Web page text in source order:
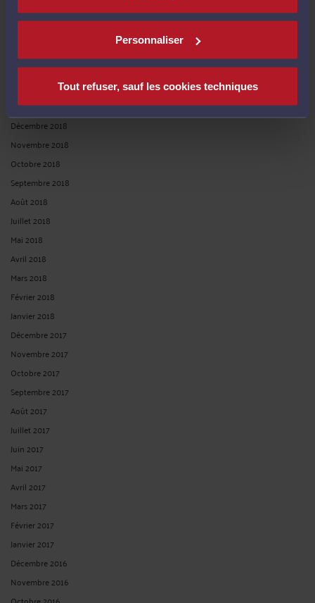
Personnaliser
Tout refuser, sauf les cookies techniques
Juin 2019
Mars 2019
Janvier 2019
Décembre 2018
Novembre 2018
Octobre 2018
Septembre 2018
Août 2018
Juillet 2018
Mai 2018
Avril 2018
Mars 2018
Février 2018
Janvier 2018
Décembre 2017
Novembre 2017
Octobre 2017
Septembre 2017
Août 2017
Juillet 2017
Juin 2017
Mai 2017
Avril 2017
Mars 2017
Février 2017
Janvier 2017
Décembre 2016
Novembre 2016